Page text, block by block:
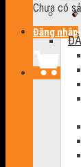
Chưa có
Đăng nhập